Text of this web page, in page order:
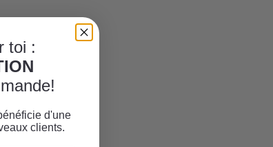
toi :
d'une
clients.